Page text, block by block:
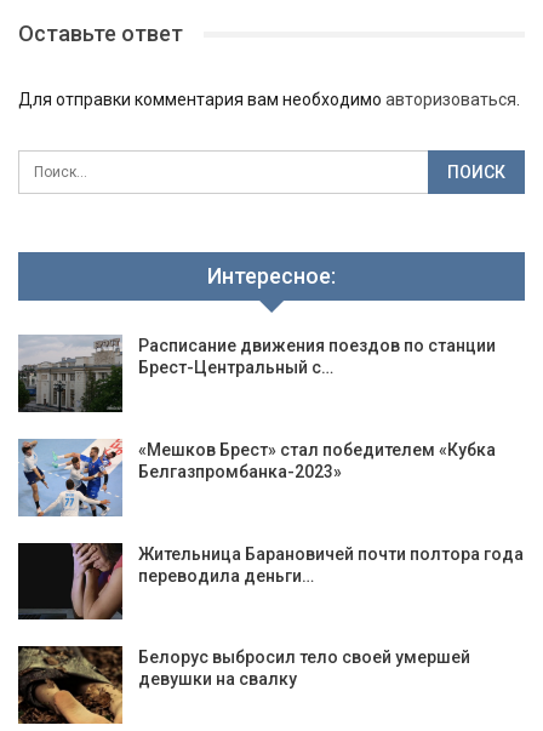
Оставьте ответ
Для отправки комментария вам необходимо авторизоваться.
Интересное:
Расписание движения поездов по станции
Брест-Центральный с…
«Мешков Брест» стал победителем «Кубка
Белгазпромбанка-2023»
Жительница Барановичей почти полтора года
переводила деньги…
Белорус выбросил тело своей умершей
девушки на свалку